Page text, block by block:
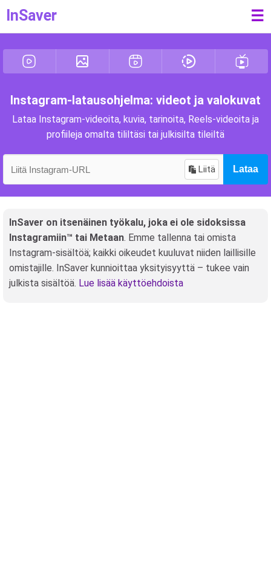
InSaver ☰
Instagram-latausohjelma: videot ja valokuvat
Lataa Instagram-videoita, kuvia, tarinoita, Reels-videoita ja
profiileja omalta tililtäsi tai julkisilta tileiltä
Liitä Lataa
InSaver on itsenäinen työkalu, joka ei ole sidoksissa
Instagramiin™ tai Metaan. Emme tallenna tai omista
Instagram-sisältöä; kaikki oikeudet kuuluvat niiden laillisille
omistajille. InSaver kunnioittaa yksityisyyttä – tukee vain
julkista sisältöä. Lue lisää käyttöehdoista